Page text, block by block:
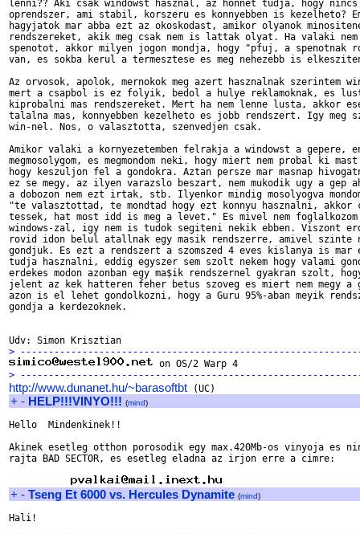
lenni?? Aki csak windowst hasznal, az honnet tudja, hogy nincs
oprendszer, ami stabil, korszeru es konnyebben is kezelheto?
hagyjatok mar abba ezt az okoskodast, amikor olyanok
rendszereket, akik meg csak nem is lattak olyat. Ha valaki
spenotot, akkor milyen jogon mondja, hogy "pfuj, a spenotnak
van, es sokba kerul a termesztese es meg nehezebb is
Az orvosok, apolok, mernokok meg azert hasznalnak szerintem
mert a csapbol is ez folyik, bedol a hulye reklamoknak, es
kiprobalni mas rendszereket. Mert ha nem lenne lusta, akkor
talalna mas, konnyebben kezelheto es jobb rendszert. Igy meg
win-nel. Nos, o valasztotta, szenvedjen csak.
Amikor valaki a kornyezetemben felrakja a windowst a gepere,
megmosolygom, es megmondom neki, hogy miert nem probal ki
hogy keszuljon fel a gondokra. Aztan persze mar masnap
ez se megy, az ilyen varazslo beszart, nem mukodik ugy a gep
a dobozon nem ezt irtak, stb. Ilyenkor mindig mosolyogva
"te valasztottad, te mondtad hogy ezt konnyu hasznalni, akkor
tessek, hat most idd is meg a levet." Es mivel nem foglalkozom
windows-zal, igy nem is tudok segiteni nekik ebben. Viszont
rovid idon belul atallnak egy masik rendszerre, amivel szinte
gondjuk. Es ezt a rendszert a szomszed 4 eves kislanya is mar
tudja hasznalni, eddig egyszer sem szolt nekem hogy valami
erdekes modon azonban egy ma$ik rendszernel gyakran szolt,
jelent az kek hatteren feher betus szoveg es miert nem megy a
azon is el lehet gondolkozni, hogy a Guru 95%-aban meyik
gondja a kerdezoknek.
>
>
http://www.dunanet.hu/~barasoftbt
+ - HELP!!!VINYO!!! (mind)
Hello  Mindenkinek!!
Akinek esetleg otthon porosodik egy max.420Mb-os vinyoja es
rajta BAD SECTOR, es esetleg eladna az irjon erre a cimre:
+ - Tseng Et 6000 vs. Hercules Dynamite (mind)
Hali!